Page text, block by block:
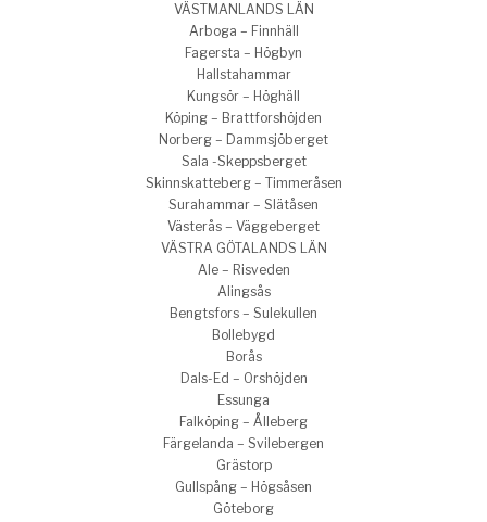
VÄSTMANLANDS LÄN
Arboga – Finnhäll
Fagersta – Högbyn
Hallstahammar
Kungsör – Höghäll
Köping – Brattforshöjden
Norberg – Dammsjöberget
Sala -Skeppsberget
Skinnskatteberg – Timmeråsen
Surahammar – Slätåsen
Västerås – Väggeberget
VÄSTRA GÖTALANDS LÄN
Ale – Risveden
Alingsås
Bengtsfors – Sulekullen
Bollebygd
Borås
Dals-Ed – Orshöjden
Essunga
Falköping – Ålleberg
Färgelanda – Svilebergen
Grästorp
Gullspång – Högsåsen
Göteborg